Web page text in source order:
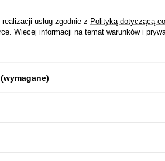
NAJCZĘŚCIEJ KUPOWANE
Czarno-Różowa
usług zgodnie z Polityką dotyczącą
Więcej informacji na temat warunków i